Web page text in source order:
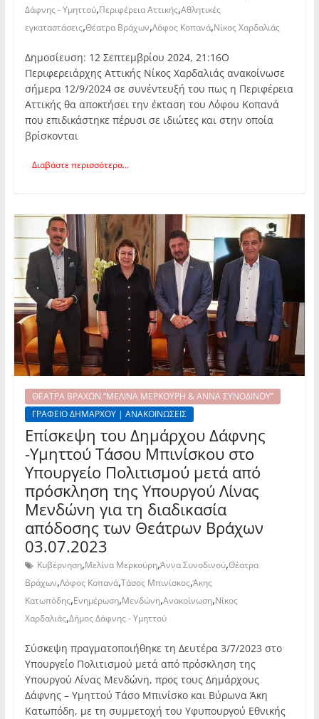
Δάφνης - Υμηττού,Περιφέρεια Αττικής,Αθλητικές
εγκαταστάσεις,Θέατρα Βράχων,Λόφος Κοπανά,Νίκος Χαρδαλιάς
Δημοσίευση: 12 Σεπτεμβρίου 2024, 21:16Ο
Περιφερειάρχης Αττικής Νίκος Χαρδαλιάς ανακοίνωσε
σήμερα 12/9/2024 σε συνέντευξή του πως η Περιφέρεια
Αττικής θα αποκτήσει την έκταση του Λόφου Κοπανά
που επιδικάστηκε πέρυσι σε ιδιώτες και στην οποία
βρίσκονται
Διαβάστε περισσότερα...
ΘΕΑΤΡΑ ΒΡΑΧΩΝ “ΜΕΛΙΝΑ ΜΕΡΚΟΥΡΗ & ΑΝΝΑ ΣΥΝΟΔΙΝΟΥ”
ΓΡΑΦΕΙΟ ΔΗΜΑΡΧΟΥ | ΑΝΑΚΟΙΝΩΣΕΙΣ
Επίσκεψη του Δημάρχου Δάφνης
-Υμηττού Τάσου Μπινίσκου στο
Υπουργείο Πολιτισμού μετά από
πρόσκληση της Υπουργού Λίνας
Μενδώνη για τη διαδικασία
απόδοσης των Θεάτρων Βράχων
03.07.2023
Κυβέρνηση,Μελίνα Μερκούρη,Άννα Συνοδινού,Θέατρα
Βράχων,Λόφος Κοπανά,Τάσος Μπινίσκος,Άκης
Κατωπόδης,Ενημέρωση,Μενδώνη,Ανακοίνωση,Νίκος
Χαρδαλιάς,Δήμος Δάφνης - Υμηττού
Σύσκεψη πραγματοποιήθηκε τη Δευτέρα 3/7/2023 στο
Υπουργείο Πολιτισμού μετά από πρόσκληση της
Υπουργού Λίνας Μενδώνη, προς τους Δημάρχους
Δάφνης – Υμηττού Τάσο Μπινίσκο και Βύρωνα Άκη
Κατωπόδη, με τη συμμετοχή του Υφυπουργού Εθνικής